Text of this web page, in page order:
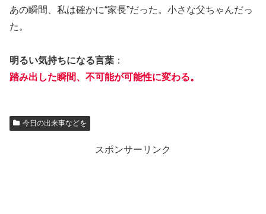
あの瞬間、私は確かに“家長”だった。小さな父ちゃんだっ
た。
明るい気持ちになる言葉 ：
踏み出した瞬間、不可能が可能性に変わる。
今日の出来事などを
スポンサーリンク